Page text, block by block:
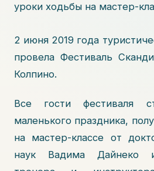
уроки ходьбы на мастер-
2 июня 2019 года
провела Фестиваль
Колпино.
Все гости фестиваля
маленького праздника,
на мастер-классе от
наук Вадима Дайнеко и